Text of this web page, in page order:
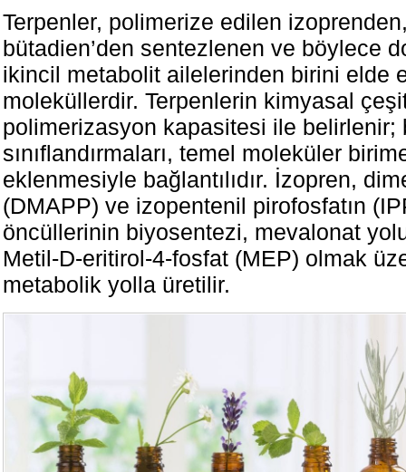
Terpenler, polimerize edilen
bütadien’den sentezlenen ve böylece
ikincil metabolit ailelerinden birini elde
moleküllerdir. Terpenlerin kimyasal
polimerizasyon kapasitesi ile belirlenir;
sınıflandırmaları, temel moleküler
eklenmesiyle bağlantılıdır. İzopren,
(DMAPP) ve izopentenil pirofosfatın
öncüllerinin biyosentezi, mevalonat
Metil-D-eritirol-4-fosfat (MEP) olmak
metabolik yolla üretilir.